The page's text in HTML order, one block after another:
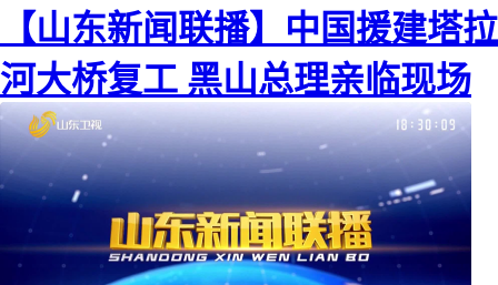
【山东新闻联播】中国援建塔拉
河大桥复工 黑山总理亲临现场